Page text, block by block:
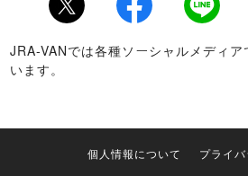
Twitter Facebook LINE
JRA-VANでは各種ソーシャルメディ
います。
個人情報について
プライ